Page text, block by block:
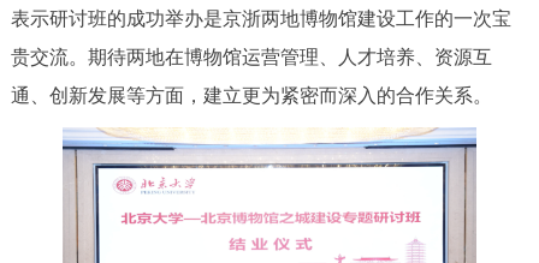
表示研讨班的成功举办是京浙两地博物馆建设工作的一次宝
贵交流。期待两地在博物馆运营管理、人才培养、资源互
通、创新发展等方面，建立更为紧密而深入的合作关系。